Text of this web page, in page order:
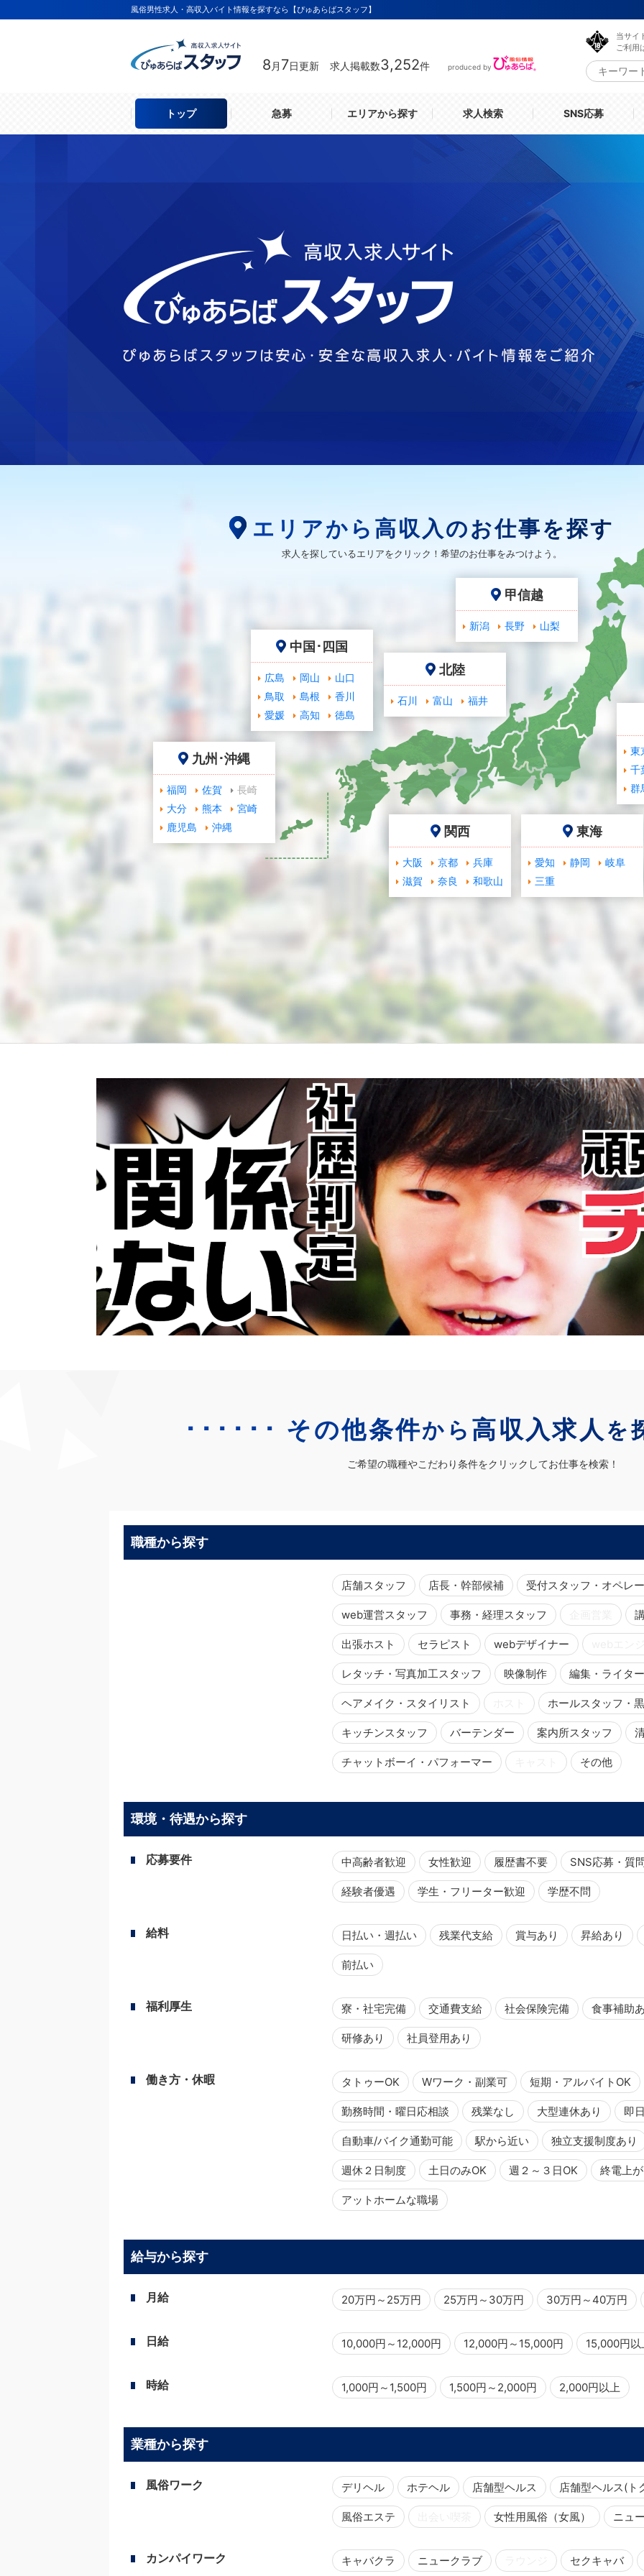
風俗男性求人・高収入バイト情報を探すなら【ぴゅあらばスタッフ】
8 月 7日更新 求人掲載数3,252件 produced by
当サイ
ご利用
トップ 急募 エリアから探す 求人検索 SNS応募
エリアから高収入のお仕事を探す
求人を探しているエリアをクリック！希望のお仕事をみつけよう。
東
千
群
関西
大阪 京都
兵庫
滋賀
奈良 和歌山
北陸
石川 富山 福井
甲信越
新潟 長野 山梨
東海
愛知 静岡
岐阜
三重
中国･四国
広島 岡山
山口
鳥取
島根
香川
愛媛
高知 徳島
九州･沖縄
福岡 佐賀
長崎
大分
熊本
宮崎
鹿児島
沖縄
･･････ その他条件から 高収入求人 を
ご希望の職種やこだわり条件をクリックしてお仕事を検索！
職種から探す
店舗スタッフ 店長・幹部候補 受付スタッフ・オペレ
web運営スタッフ 事務・経理スタッフ
出張ホスト セラピスト webデザイナー
レタッチ・写真加工スタッフ 映像制作 編集・ライター
ヘアメイク・スタイリスト ホールスタッフ・
キッチンスタッフ バーテンダー 案内所スタッフ
チャットボーイ・パフォーマー その他
環境・待遇から探す
応募要件 中高齢者歓迎 女性歓迎 履歴書不要 SNS応募・質
経験者優遇 学生・フリーター歓迎 学歴不問
給料 日払い・週払い 残業代支給 賞与あり 昇給あり
前払い
福利厚生 寮・社宅完備 交通費支給 社会保険完備 食事補助
研修あり 社員登用あり
働き方・休暇 タトゥーOK Wワーク・副業可 短期・アルバイトOK
勤務時間・曜日応相談 残業なし 大型連休あり 即
自動車/バイク通勤可能 駅から近い 独立支援制度あり
週休２日制度 土日のみOK 週２～３日OK 終電上
アットホームな職場
給与から探す
月給 20万円～25万円 25万円～30万円 30万円～40万円
日給 10,000円～12,000円 12,000円～15,000円 15,000円以
時給 1,000円～1,500円 1,500円～2,000円 2,000円以上
業種から探す
風俗ワーク デリヘル ホテヘル 店舗型ヘルス 店舗型ヘルス(ト
風俗エステ 女性用風俗（女風） ニュ
カンパイワーク キャバクラ ニュークラブ セクキャバ